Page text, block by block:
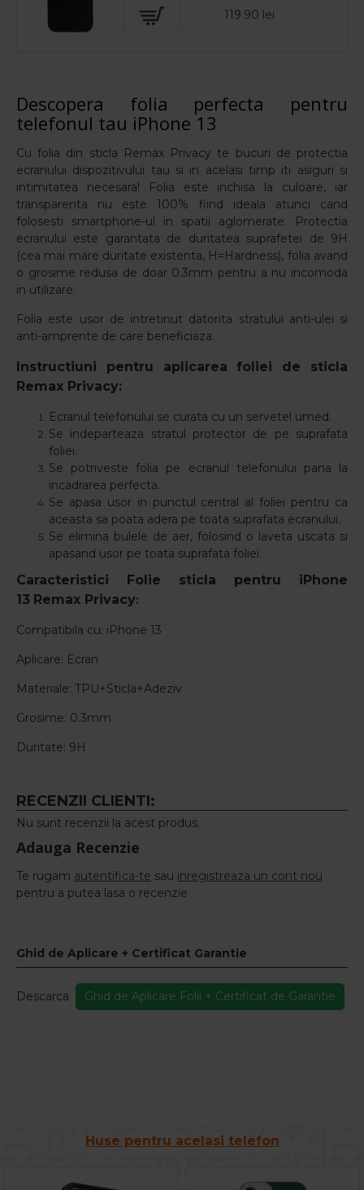
119.90 lei
Descopera folia perfecta pentru
telefonul tau iPhone 13
Cu folia din sticla Remax Privacy te bucuri de protectia
ecranului dispozitivului tau si in acelasi timp iti asiguri si
intimitatea necesara! Folia este inchisa la culoare, iar
transparenta nu este 100% fiind ideala atunci cand
folosesti smartphone-ul in spatii aglomerate. Protectia
ecranului este garantata de duritatea suprafetei de 9H
(cea mai mare duritate existenta, H=Hardness), folia avand
o grosime redusa de doar 0.3mm pentru a nu incomoda
in utilizare.
Folia este usor de intretinut datorita stratului anti-ulei si
anti-amprente de care beneficiaza.
Instructiuni pentru aplicarea foliei de sticla
Remax Privacy:
Ecranul telefonului se curata cu un servetel umed.
Se indeparteaza stratul protector de pe suprafata
foliei.
Se potriveste folia pe ecranul telefonului pana la
incadrarea perfecta.
Se apasa usor in punctul central al foliei pentru ca
aceasta sa poata adera pe toata suprafata ecranului.
Se elimina bulele de aer, folosind o laveta uscata si
apasand usor pe toata suprafata foliei.
Caracteristici Folie sticla pentru iPhone
13 Remax Privacy:
Compatibila cu: iPhone 13
Aplicare: Ecran
Materiale: TPU+Sticla+Adeziv
Grosime: 0.3mm
Duritate: 9H
RECENZII CLIENTI:
Nu sunt recenzii la acest produs.
Adauga Recenzie
Te rugam autentifica-te sau inregistreaza un cont nou
pentru a putea lasa o recenzie
Ghid de Aplicare + Certificat Garantie
Descarca Ghid de Aplicare Folii + Certificat de Garantie
Huse pentru acelasi telefon